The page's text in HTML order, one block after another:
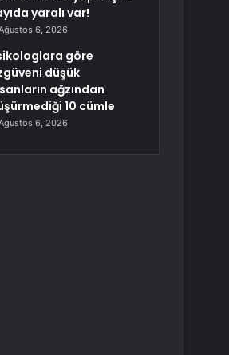
yaralı var!
6, 2026
göre
düşük
ağzından
10 cümle
6, 2026